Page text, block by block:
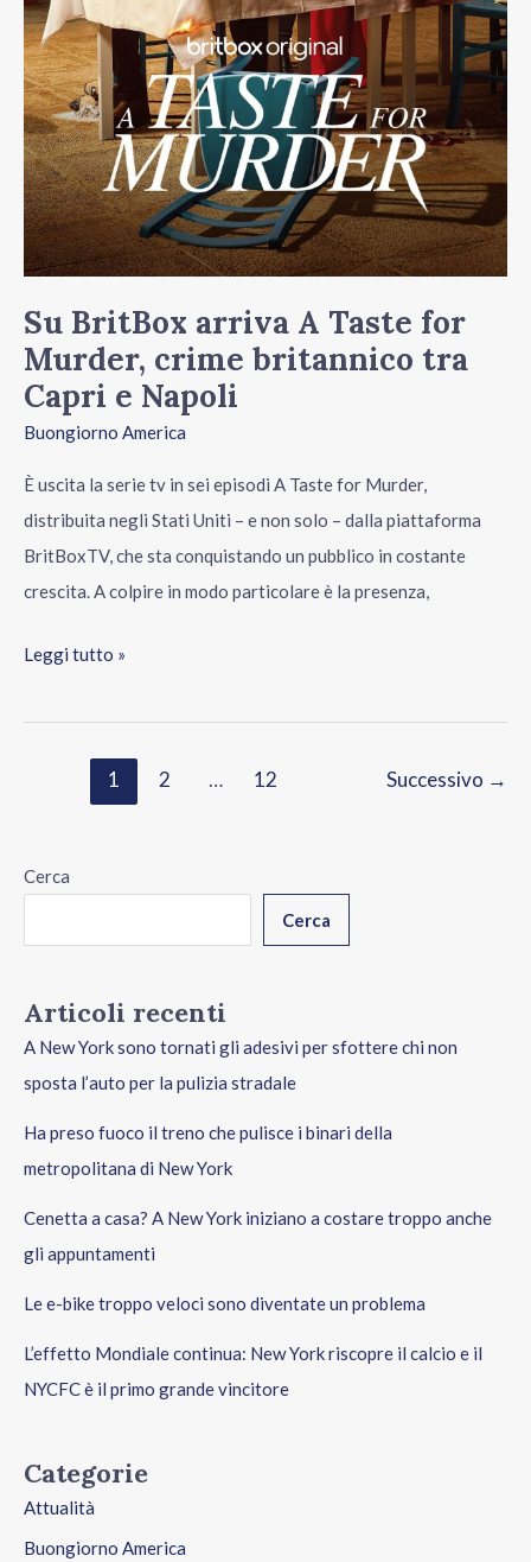
Su BritBox arriva A Taste for
Murder, crime britannico tra
Capri e Napoli
Buongiorno America
È uscita la serie tv in sei episodi A Taste for Murder,
distribuita negli Stati Uniti – e non solo – dalla piattaforma
BritBoxTV, che sta conquistando un pubblico in costante
crescita. A colpire in modo particolare è la presenza,
tra
Capri
e
Napoli
Leggi tutto »
1 2 … 12 Successivo →
Cerca
Cerca
Articoli recenti
A New York sono tornati gli adesivi per sfottere chi non
sposta l’auto per la pulizia stradale
Ha preso fuoco il treno che pulisce i binari della
metropolitana di New York
Cenetta a casa? A New York iniziano a costare troppo anche
gli appuntamenti
Le e-bike troppo veloci sono diventate un problema
L’effetto Mondiale continua: New York riscopre il calcio e il
NYCFC è il primo grande vincitore
Categorie
Attualità
Buongiorno America